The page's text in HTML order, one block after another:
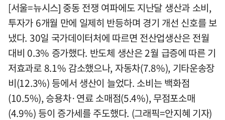
[서울=뉴시스] 중동 전쟁 여파에도 지난달 생산과 소비,
투자가 6개월 만에 일제히 반등하며 경기 개선 신호를 보
냈다. 30일 국가데이터처에 따르면 전산업생산은 전월
대비 0.3% 증가했다. 반도체 생산은 2월 급증에 따른 기
저효과로 8.1% 감소했으나, 자동차(7.8%), 기타운송장
비(12.3%) 등에서 생산이 늘었다. 소비는 백화점
(10.5%), 승용차·연료 소매점(5.4%), 무점포소매
(4.9%) 등이 증가세를 주도했다. (그래픽=안지혜 기자)